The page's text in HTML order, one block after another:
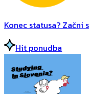
Konec statusa? Začni
Hit ponudba